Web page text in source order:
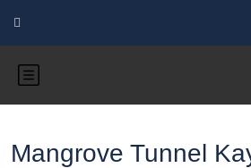
Mangrove Tunnel